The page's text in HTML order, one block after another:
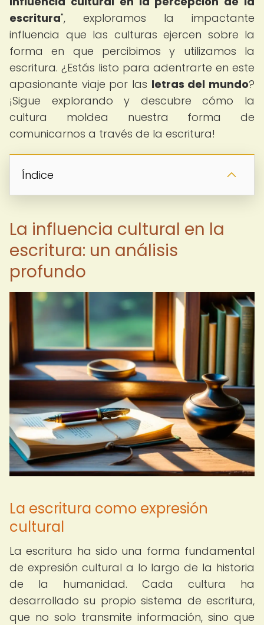
escritura", exploramos la impactante
influencia que las culturas ejercen sobre la
forma en que percibimos y utilizamos la
escritura. ¿Estás listo para adentrarte en este
apasionante viaje por las letras del mundo?
¡Sigue explorando y descubre cómo la
cultura moldea nuestra forma de
comunicarnos a través de la escritura!
Índice
La influencia cultural en la
escritura: un análisis
profundo
La escritura como expresión
cultural
La escritura ha sido una forma fundamental
de expresión cultural a lo largo de la historia
de la humanidad. Cada cultura ha
desarrollado su propio sistema de escritura,
que no solo transmite información, sino que